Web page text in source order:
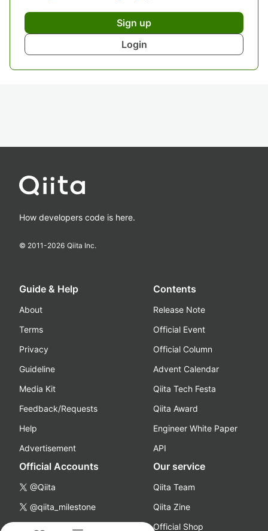
Sign up
Login
How developers code is here.
© 2011-2026 Qiita Inc.
Guide & Help
About
Terms
Privacy
Guideline
Media Kit
Feedback/Requests
Help
Advertisement
Contents
Release Note
Official Event
Official Column
Advent Calendar
Qiita Tech Festa
Qiita Award
Engineer White Paper
API
Official Accounts
@Qiita
@qiita_milestone
Our service
Qiita Team
Qiita Zine
Official Shop